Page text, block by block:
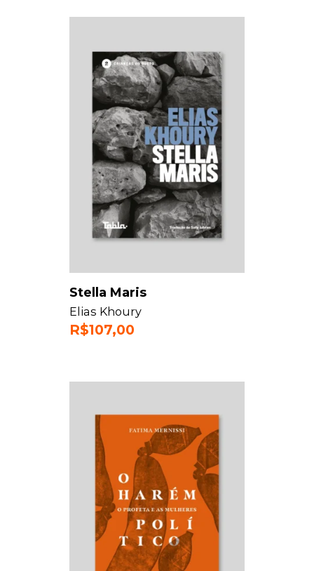
Stella Maris
Elias Khoury
R$107,00